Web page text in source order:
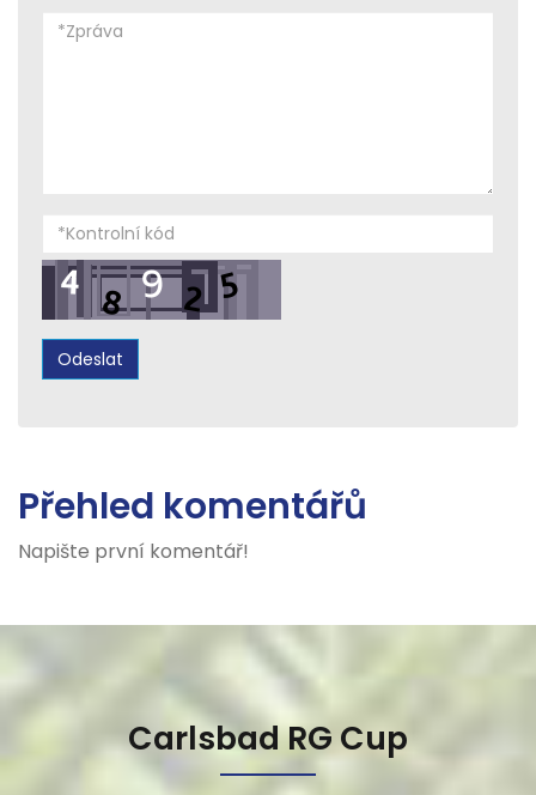
Přehled komentářů
Napište první komentář!
Carlsbad RG Cup